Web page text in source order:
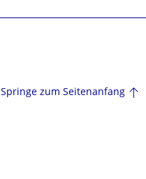
Springe zum Seitenanfang